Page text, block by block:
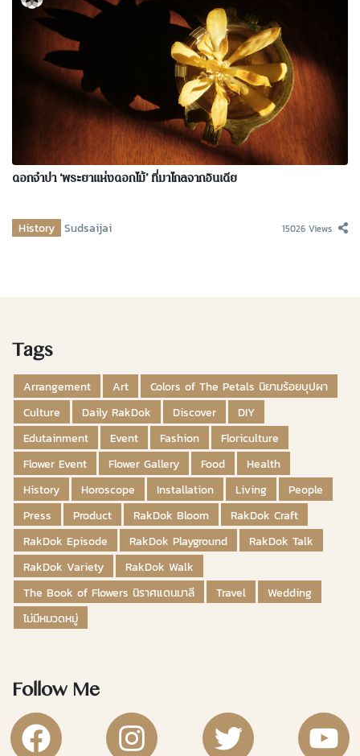
ดอกจำปา ‘พระยาแห่งดอกไม้’ ที่มาไกลจากอินเดีย
History Sudsaijai 15026 Views
Tags
Arrangement Art
Colors of The Petals นิยามร้อยบุปผา
Culture
Daily RakDok Discover
DIY
Edutainment
Event Fashion
Floriculture
Flower Event
Flower Gallery Food
Health
History
Horoscope Installation Living
People
Press
Product RakDok Bloom
RakDok Craft
RakDok Episode
RakDok Playground
RakDok Talk
RakDok Variety
RakDok Walk
The Book of Flowers นิราศแดนมาลี
Travel
Wedding
ไม่มีหมวดหมู่
Follow Me
RakDok Channel FacebookRakDok Channel Instagram
RakDok Twitter Rakdok